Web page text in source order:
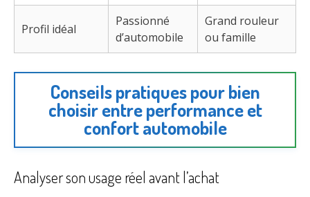
Profil idéal
Passionné
d’automobile
Grand rouleur
ou famille
Conseils pratiques pour bien
choisir entre performance et
confort automobile
Analyser son usage réel avant l’achat